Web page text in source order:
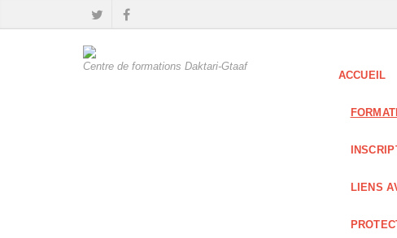
Centre de formations Daktari-Gtaaf
ACCUEIL
LIENS